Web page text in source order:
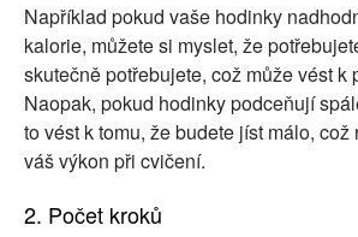
Například pokud vaše hodinky
kalorie, můžete si myslet, že
skutečně potřebujete, což může vést k
Naopak, pokud hodinky podceňují
to vést k tomu, že budete jíst málo,
váš výkon při cvičení.
2. Počet kroků